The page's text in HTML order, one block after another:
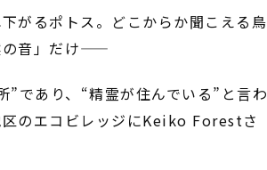
がるポトス。どこからか聞こえる鳥
の音」だけ――
であり、“精霊が住んでいる”と言わ
のエコビレッジにKeiko Forestさ